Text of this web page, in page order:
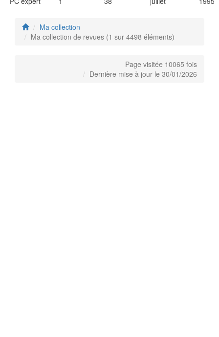
Ma collection
Ma collection de revues (1 sur 4498 éléments)
Page visitée 10065 fois
Dernière mise à jour le 30/01/2026